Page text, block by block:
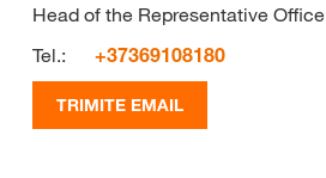
Head of the Representative Office
Tel.:
+37369108180
TRIMITE EMAIL